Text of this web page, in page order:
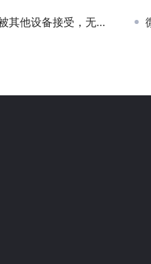
复操作”但实际未操作如何解决？